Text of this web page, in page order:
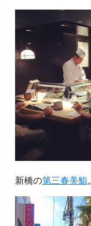
新橋の第三春美鮨